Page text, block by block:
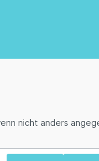
nicht anders